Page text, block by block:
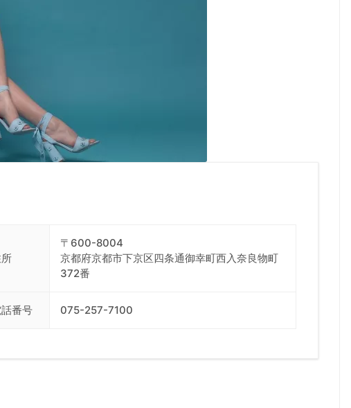
〒600-8004
京都府京都市下京区四条通御幸町西入奈良物町
372番
番号 075-257-7100